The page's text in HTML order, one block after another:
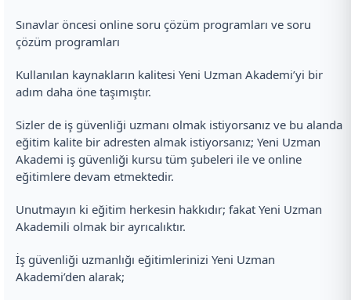
Sınavlar öncesi online soru çözüm programları ve soru
çözüm programları
Kullanılan kaynakların kalitesi Yeni Uzman Akademi’yi bir
adım daha öne taşımıştır.
Sizler de iş güvenliği uzmanı olmak istiyorsanız ve bu alanda
eğitim kalite bir adresten almak istiyorsanız; Yeni Uzman
Akademi iş güvenliği kursu tüm şubeleri ile ve online
eğitimlere devam etmektedir.
Unutmayın ki eğitim herkesin hakkıdır; fakat Yeni Uzman
Akademili olmak bir ayrıcalıktır.
İş güvenliği uzmanlığı eğitimlerinizi Yeni Uzman
Akademi’den alarak;